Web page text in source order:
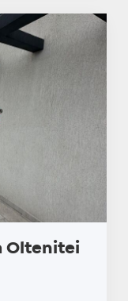
Oltenitei